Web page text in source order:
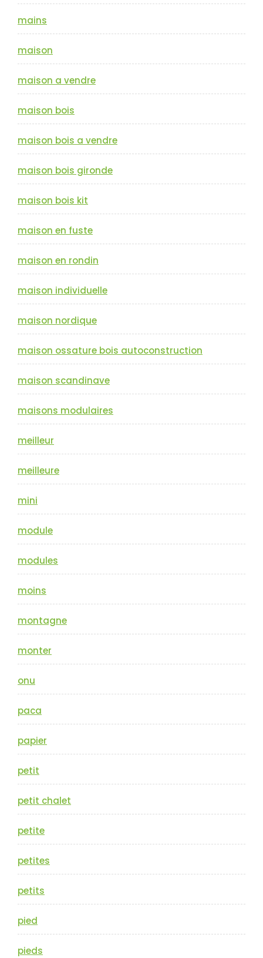
mains
maison
maison a vendre
maison bois
maison bois a vendre
maison bois gironde
maison bois kit
maison en fuste
maison en rondin
maison individuelle
maison nordique
maison ossature bois autoconstruction
maison scandinave
maisons modulaires
meilleur
meilleure
mini
module
modules
moins
montagne
monter
onu
paca
papier
petit
petit chalet
petite
petites
petits
pied
pieds